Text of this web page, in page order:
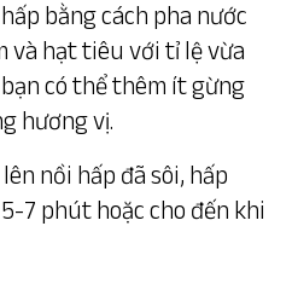
bằng cách pha nước
và hạt tiêu với tỉ lệ vừa
có thể thêm ít gừng
hương vị.
nồi hấp đã sôi, hấp
7 phút hoặc cho đến khi